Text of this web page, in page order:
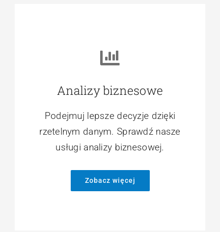
wdrożyć
procesy
transportowo
Analizy biznesowe
Podejmuj lepsze decyzje dzięki
rzetelnym danym. Sprawdź nasze
usługi analizy biznesowej.
Zobacz więcej